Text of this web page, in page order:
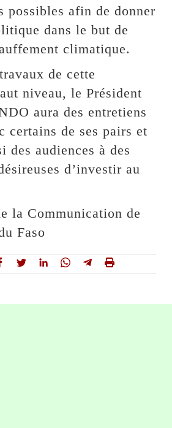
possibles afin de donner
dans le but de
climatique.
de cette
niveau, le Président
aura des entretiens
certains de ses pairs et
des audiences à des
d’investir au
la Communication de
Faso